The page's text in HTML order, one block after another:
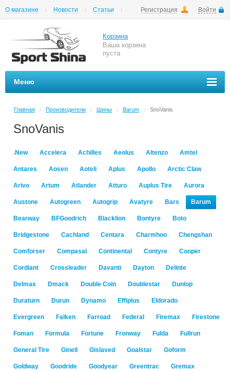
Регистрация Войти
О магазине Новости
Статьи
Корзина
Ваша корзина
пуста
Меню
Главная / Производители / Шины / Barum / SnoVanis
SnoVanis
.New Accelera Achilles Aeolus Altenzo Amtel
Antares Aosen Aoteli Aplus Apollo Arctic Claw
Arivo Artum Atlander Atturo Auplus Tire Aurora
Austone Autogreen Autogrip Avatyre Bars Barum
Bearway BFGoodrich Blacklion Bontyre Boto
Bridgestone Cachland Centara Charmhoo Chengshan
Comforser Compasal Continental Contyre Cooper
Cordiant Crossleader Davanti Dayton Delinte
Delmax Dmack Double Coin Doublestar Dunlop
Duraturn Durun Dynamo Effiplus Eldorado
Evergreen Falken Farroad Federal Firemax Firestone
Foman Formula Fortune Fronway Fulda Fullrun
General Tire Ginell Gislaved Goalstar Goform
Goldway Goodride Goodyear Greentrac Gremax